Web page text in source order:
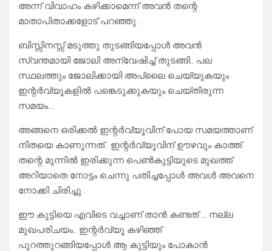
അന്ന് വിവാഹം കഴിക്കാമെന്ന് അവൻ തന്റെ
മാതാപിതാക്കളോട് പറഞ്ഞു .
ബിസ്സിനസ്സ് മടുത്തു തുടങ്ങിയപ്പോൾ അവൻ
സ്വന്തമായി ജോലി അന്വേഷിച്ച് തുടങ്ങി.. പല
സ്ഥലത്തും ജോലിക്കായി അപ്ലൈ ചെയ്യുകയും
ഇന്റർവ്യൂകളിൽ പങ്കെടുക്കുകയും ചെയ്തിരുന്ന
സമയം…
അങ്ങനെ ഒരിക്കൽ ഇന്റർവ്യൂവിന് പോയ സമയത്താണ്
നിതയെ കാണുന്നത്.. ഇന്റർവ്യൂവിന് ഊഴവും കാത്ത്
തന്റെ മുന്നിൽ ഇരിക്കുന്ന പെൺകുട്ടിയുടെ മുഖത്ത്
അറിയാതെ നോട്ടം ചെന്നു പതിച്ചപ്പോൾ അവൾ അവനെ
നോക്കി ചിരിച്ചു .
ഈ കുട്ടിയെ എവിടെ വച്ചാണ് താൻ കണ്ടത് … നല്ല
മുഖപരിചയം.. ഇന്റർവ്യൂ കഴിഞ്ഞ്
പുറത്തുറങ്ങിയപ്പോൾ ആ കുട്ടിയും പോകാൻ